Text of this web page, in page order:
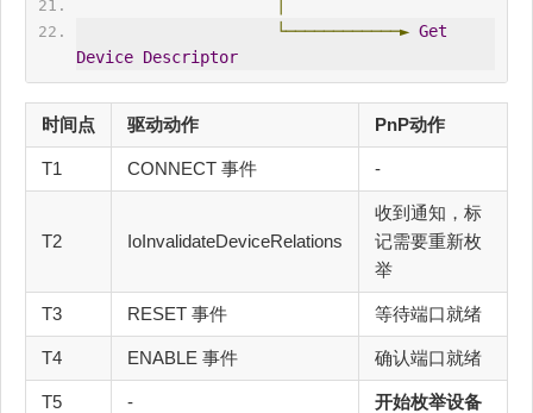
└────────────► Get
Device Descriptor
时间点 驱动动作 PnP动作
T1 CONNECT 事件 -
T2 IoInvalidateDeviceRelations
收到通知，标
记需要重新枚
举
T3 RESET 事件 等待端口就绪
T4 ENABLE 事件 确认端口就绪
T5 - 开始枚举设备